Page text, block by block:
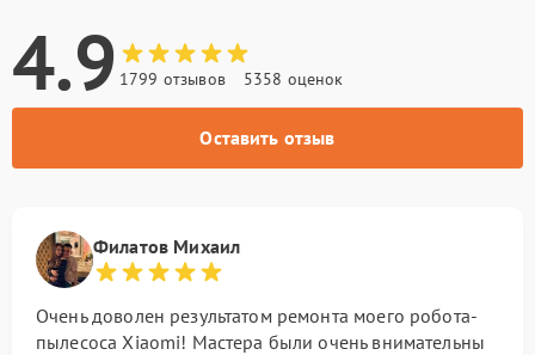
4.9 1799 отзывов 5358 оценок
Оставить отзыв
Филатов Михаил
Очень доволен результатом ремонта моего робота-
пылесоса Xiaomi! Мастера были очень внимательны